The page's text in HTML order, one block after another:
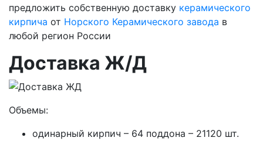
предложить собственную доставку керамического
кирпича от Норского Керамического завода в
любой регион России
Доставка Ж/Д
Объемы:
одинарный кирпич – 64 поддона – 21120 шт.